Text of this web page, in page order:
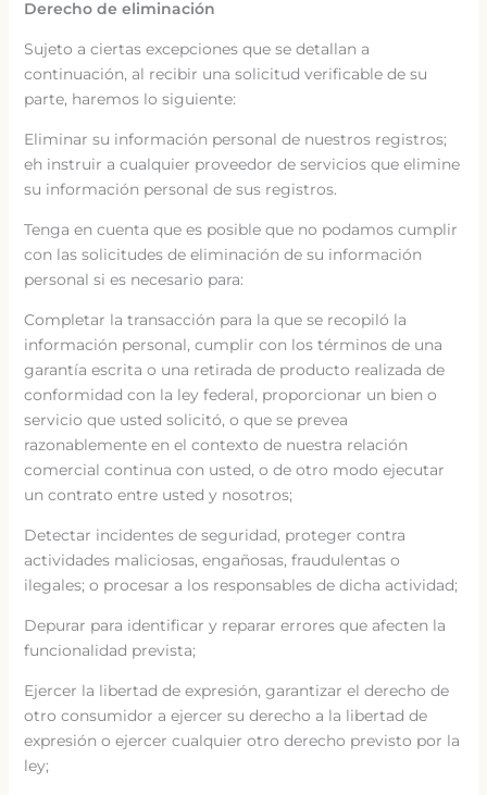
Derecho de eliminación
Sujeto a ciertas excepciones que se detallan a
continuación, al recibir una solicitud verificable de su
parte, haremos lo siguiente:
Eliminar su información personal de nuestros registros;
eh instruir a cualquier proveedor de servicios que elimine
su información personal de sus registros.
Tenga en cuenta que es posible que no podamos cumplir
con las solicitudes de eliminación de su información
personal si es necesario para:
Completar la transacción para la que se recopiló la
información personal, cumplir con los términos de una
garantía escrita o una retirada de producto realizada de
conformidad con la ley federal, proporcionar un bien o
servicio que usted solicitó, o que se prevea
razonablemente en el contexto de nuestra relación
comercial continua con usted, o de otro modo ejecutar
un contrato entre usted y nosotros;
Detectar incidentes de seguridad, proteger contra
actividades maliciosas, engañosas, fraudulentas o
ilegales; o procesar a los responsables de dicha actividad;
Depurar para identificar y reparar errores que afecten la
funcionalidad prevista;
Ejercer la libertad de expresión, garantizar el derecho de
otro consumidor a ejercer su derecho a la libertad de
expresión o ejercer cualquier otro derecho previsto por la
ley;